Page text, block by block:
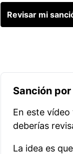
Revisar mi
Sanción
En este
deberías
La idea es